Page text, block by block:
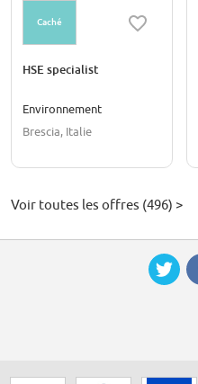
Caché
HSE specialist
Environnement
Brescia, Italie
Voir toutes les offres (496) >